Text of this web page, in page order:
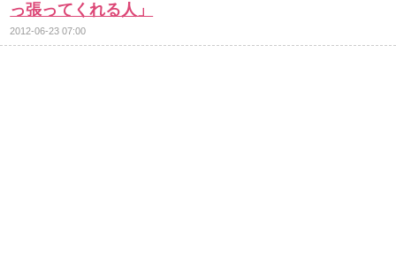
っ張ってくれる人」
2012-06-23 07:00